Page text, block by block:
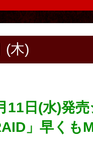
(木)
11日(水)発
」早くも